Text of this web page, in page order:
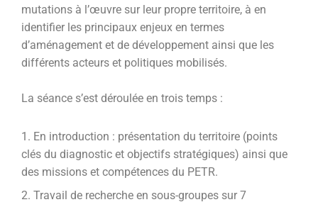
mutations à l’œuvre sur leur propre territoire, à en
identifier les principaux enjeux en termes
d’aménagement et de développement ainsi que les
différents acteurs et politiques mobilisés.
La séance s’est déroulée en trois temps :
En introduction : présentation du territoire (points
clés du diagnostic et objectifs stratégiques) ainsi que
des missions et compétences du PETR.
Travail de recherche en sous-groupes sur 7